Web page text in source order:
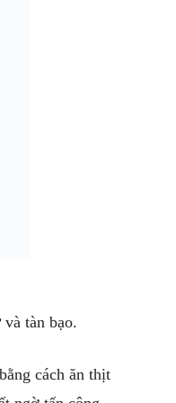
tàn bạo.
bằng cách ăn thịt